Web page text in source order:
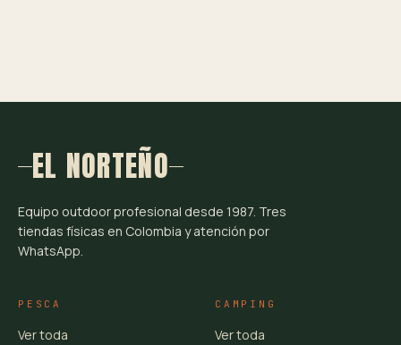
EL NORTEÑO
Equipo outdoor profesional desde 1987. Tres
tiendas físicas en Colombia y atención por
WhatsApp.
PESCA
Ver toda
CAMPING
Ver toda